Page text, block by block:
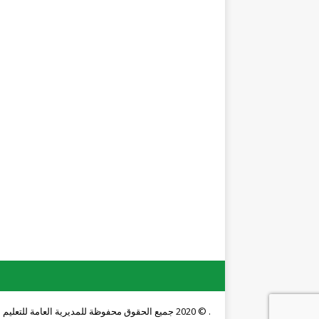
. © 2020 جميع الحقوق محفوظة للمديرية العامة للتعليم المهني والتقني